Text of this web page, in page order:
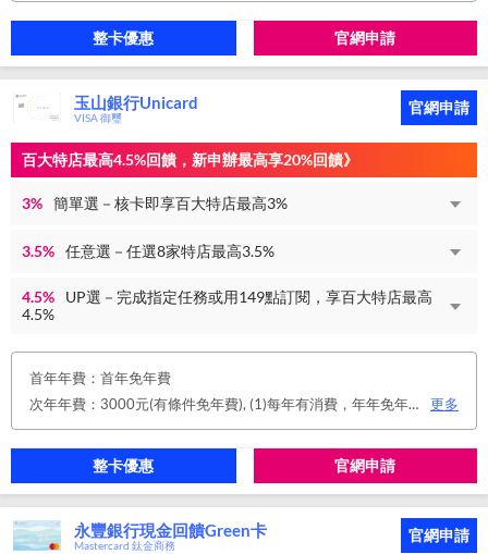
整卡優惠 官網申請
玉山銀行Unicard
VISA 御璽
官網申請
百大特店最高4.5%回饋，新申辦最高享20%回饋》
3% 簡單選－核卡即享百大特店最高3%
3.5% 任意選－任選8家特店最高3.5%
4.5%
UP選－完成指定任務或用149點訂閱，享百大特店最高
4.5%
首年年費：首年免年費
次年年費：3000元(有條件免年費), (1)每年有消費，年年免年費。或(2)同時使用玉山帳戶自動扣繳信用卡款及帳單e化期間享免年費優惠。
更多
整卡優惠 官網申請
永豐銀行現金回饋Green卡
Mastercard 鈦金商務
官網申請